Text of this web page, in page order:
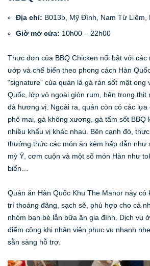
Địa chỉ: B013b, Mỹ Đình, Nam Từ Liêm,
Giờ mở cửa: 10h00 – 22h00
Thực đơn của BBQ Chicken nổi bật với các
ướp và chế biến theo phong cách Hàn
“signature” của quán là gà rán sốt mật ong
Quốc, lớp vỏ ngoài giòn rụm, bên trong thịt
đà hương vị. Ngoài ra, quán còn có các
phô mai, gà không xương, gà tẩm sốt BBQ
nhiều khẩu vị khác nhau. Bên cạnh đó,
thưởng thức các món ăn kèm hấp dẫn như
mỳ Ý, cơm cuộn và một số món Hàn như
biển…
Quán ăn Hàn Quốc Khu The Manor này có
trí thoáng đãng, sạch sẽ, phù hợp cho cả
nhóm bạn bè lẫn bữa ăn gia đình. Dịch vụ
điểm cộng khi nhân viên phục vụ nhanh
sẵn sàng hỗ trợ.